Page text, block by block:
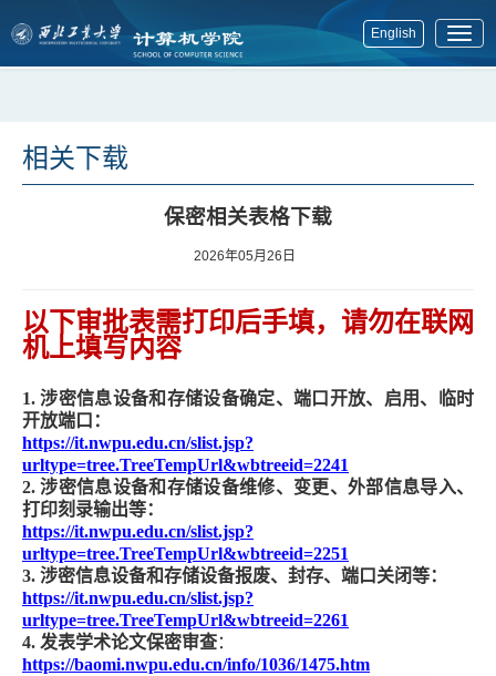
English
展
相关下载
保密相关表格下载
2026年05月26日
以下审批表需打印后手填，请勿在联网
机上填写内容
1.涉密信息设备和存储设备确定、端口开放、启用、临时
开放端口：
https://it.nwpu.edu.cn/slist.jsp?
urltype=tree.TreeTempUrl&wbtreeid=2241
2.涉密信息设备和存储设备维修、变更、外部信息导入、
打印刻录输出等：
https://it.nwpu.edu.cn/slist.jsp?
urltype=tree.TreeTempUrl&wbtreeid=2251
3. 涉密信息设备和存储设备报废、封存、端口关闭等：
https://it.nwpu.edu.cn/slist.jsp?
urltype=tree.TreeTempUrl&wbtreeid=2261
4. 发表学术论文保密审查：
https://baomi.nwpu.edu.cn/info/1036/1475.htm